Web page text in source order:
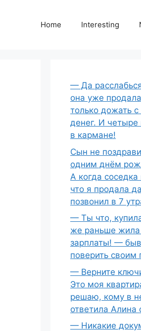
Home Interesting
— Да
она уже
только дожать
денег. И четыре
в кармане!
Сын не
одним днём
А когда соседка
что я продала
позвонил в 7
— Ты что,
же раньше жила
зарплаты! —
поверить своим
— Верните
Это моя
решаю, кому в
ответила Алина
— Никакие